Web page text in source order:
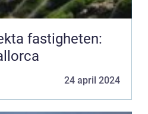
fastigheten:
24 april 2024